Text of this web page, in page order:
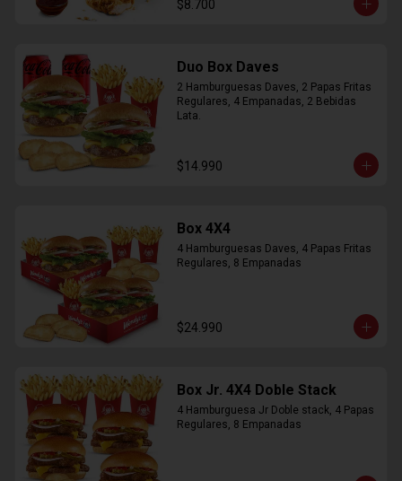
$8.700
Duo Box Daves
2 Hamburguesas Daves, 2 Papas Fritas
Regulares, 4 Empanadas, 2 Bebidas
Lata.
$14.990
Box 4X4
4 Hamburguesas Daves, 4 Papas Fritas
Regulares, 8 Empanadas
$24.990
Box Jr. 4X4 Doble Stack
4 Hamburguesa Jr Doble stack, 4 Papas
Regulares, 8 Empanadas